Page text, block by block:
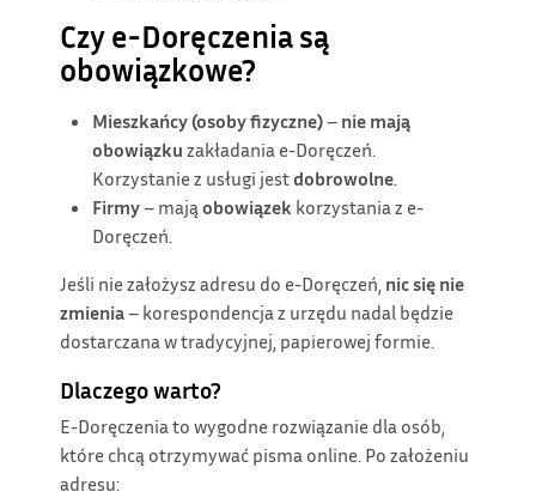
Czy e-Doręczenia są
obowiązkowe?
Mieszkańcy (osoby fizyczne) – nie mają
obowiązku zakładania e-Doręczeń.
Korzystanie z usługi jest dobrowolne.
Firmy – mająobowiązek korzystania z e-
Doręczeń.
Jeśli nie założysz adresu do e-Doręczeń, nic się nie
zmienia – korespondencja z urzędu nadal będzie
dostarczana w tradycyjnej, papierowej formie.
Dlaczego warto?
E-Doręczenia to wygodne rozwiązanie dla osób,
które chcą otrzymywać pisma online. Po założeniu
adresu: